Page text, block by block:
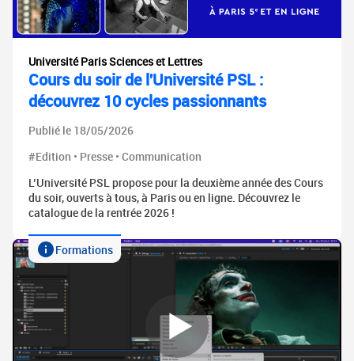
Université Paris Sciences et Lettres
Cours du soir de l'Université PSL :
découvrez 10 cycles passionnants
Publié le 18/05/2026
#Edition • Presse • Communication
L’Université PSL propose pour la deuxième année des Cours
du soir, ouverts à tous, à Paris ou en ligne. Découvrez le
catalogue de la rentrée 2026 !
Formations